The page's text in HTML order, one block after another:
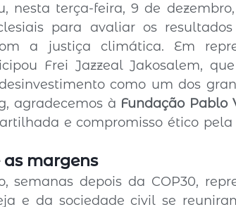
nesta terça-feira, 9 de
para avaliar os
a justiça climática. Em
Frei Jazzeal Jakosalem,
como um dos
, agradecemos à Fundação Pablo
as margens
semanas depois da COP30,